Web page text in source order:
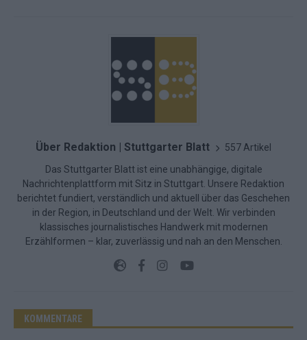
Über Redaktion | Stuttgarter Blatt 557 Artikel
Das Stuttgarter Blatt ist eine unabhängige, digitale
Nachrichtenplattform mit Sitz in Stuttgart. Unsere Redaktion
berichtet fundiert, verständlich und aktuell über das Geschehen
in der Region, in Deutschland und der Welt. Wir verbinden
klassisches journalistisches Handwerk mit modernen
Erzählformen – klar, zuverlässig und nah an den Menschen.
KOMMENTARE